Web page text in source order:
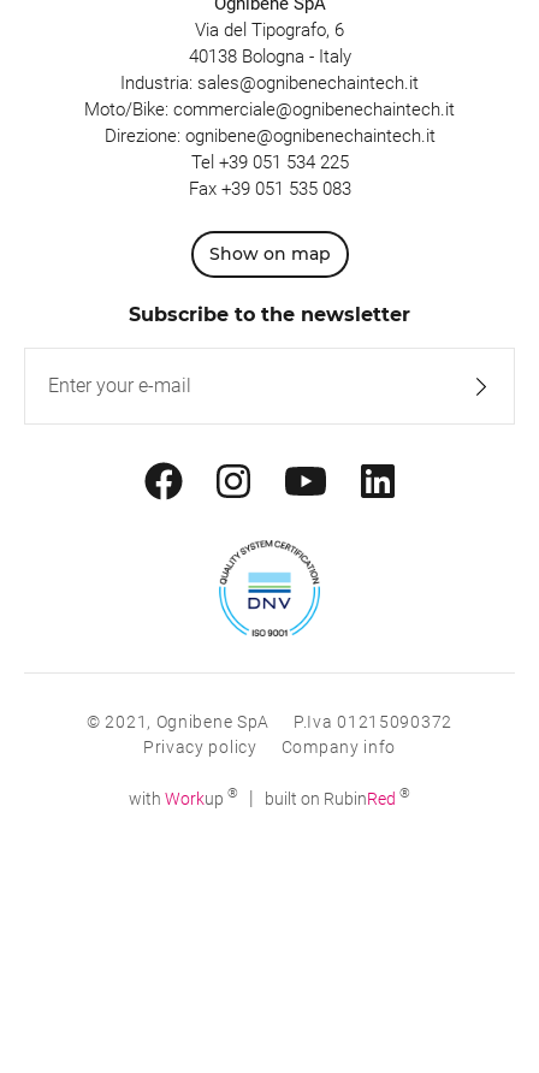
Via del Tipografo, 6
40138 Bologna - Italy
Industria: sales@ognibenechaintech.it
Moto/Bike: commerciale@ognibenechaintech.it
Direzione: ognibene@ognibenechaintech.it
Tel +39 051 534 225
Fax +39 051 535 083
Show on map
Subscribe to the newsletter
© 2021, Ognibene SpA
P.Iva 01215090372
Privacy policy
Company info
with Workup ® | built on RubinRed ®